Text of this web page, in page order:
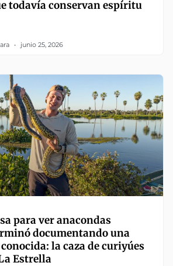
todavía conservan espíritu
junio 25, 2026
para ver anacondas
documentando una
la caza de curiyúes
Estrella